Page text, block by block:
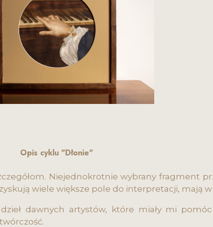
Opis cyklu "Dłonie"
Niejednokrotnie wybrany fragment
wiele większe pole do interpretacji, mają
dzieł dawnych artystów, które miały mi